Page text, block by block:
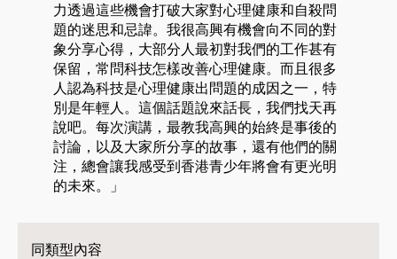
力透過這些機會打破大家對心理健康和自殺問
題的迷思和忌諱。我很高興有機會向不同的對
象分享心得，大部分人最初對我們的工作甚有
保留，常問科技怎樣改善心理健康。而且很多
人認為科技是心理健康出問題的成因之一，特
別是年輕人。這個話題說來話長，我們找天再
說吧。每次演講，最教我高興的始終是事後的
討論，以及大家所分享的故事，還有他們的關
注，總會讓我感受到香港青少年將會有更光明
的未來。」
同類型內容